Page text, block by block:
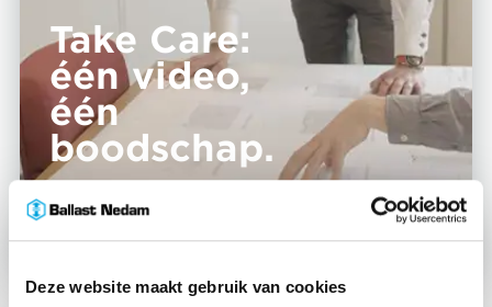
Deze website maakt gebruik van cookies
Take Care:
één video,
één
boodschap.
Bekijk video